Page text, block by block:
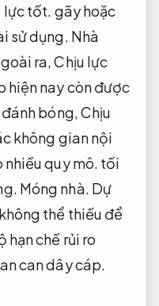
lực tốt. gãy hoặc
sử dụng. Nhà
ra,Chịu lực
hiện nay còn được
bóng,Chịu
không gian nội
nhiều quy mô. tối
Móng nhà. Dự
thể thiếu để
hạn chế rủi ro
can dây cáp.